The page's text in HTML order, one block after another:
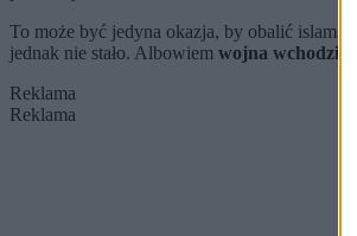
To może być jedyna okazja, by obalić
jednak nie stało. Albowiem wojna wchodzi
Reklama
Reklama